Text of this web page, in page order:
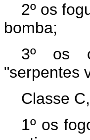
2º os
bomba;
3º os
"serpentes
Classe
1º os